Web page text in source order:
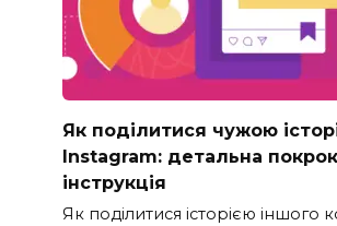
Як поділитися чужою
Instagram: детальна
інструкція
Як поділитися історією іншого